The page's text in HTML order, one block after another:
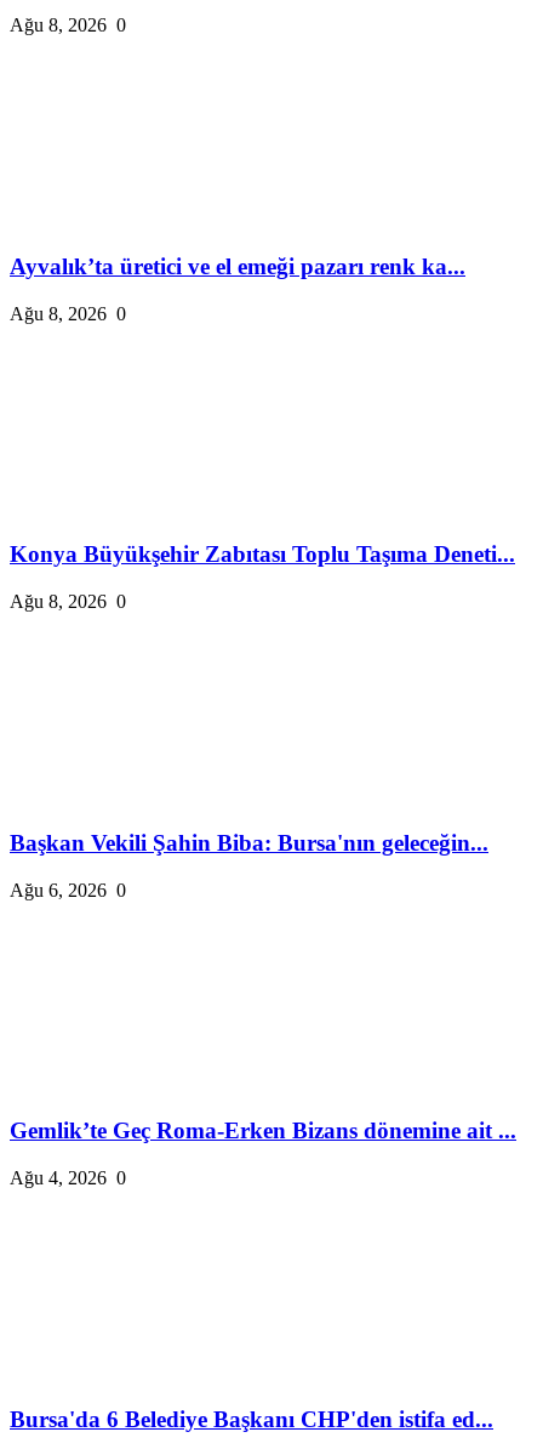
Ağu 8, 2026 0
Ayvalık’ta üretici ve el emeği pazarı renk ka...
Ağu 8, 2026 0
Konya Büyükşehir Zabıtası Toplu Taşıma Deneti...
Ağu 8, 2026 0
Başkan Vekili Şahin Biba: Bursa'nın geleceğin...
Ağu 6, 2026 0
Gemlik’te Geç Roma-Erken Bizans dönemine ait ...
Ağu 4, 2026 0
Bursa'da 6 Belediye Başkanı CHP'den istifa ed...